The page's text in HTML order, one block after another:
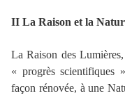
II La Raison et la
La Raison des
« progrès scientifiques
façon rénovée, à une